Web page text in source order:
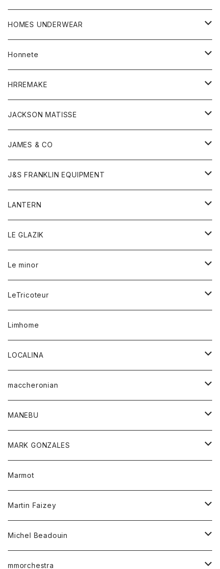
カーディガン
グッズ
帽子
アウター
カーディガン
コート
フリース
アクセサリー
ウォレット
ストール
マフラー
リング
キッズ
Tシャツ
グッズ
アンダーウェア
靴
バンダナ
トップス
カーディガン
ジャケット
タンクトップ
Tシャツ
ベスト
ポロシャツ
ロングスリーブTシャツ
ボトム
オーバーオール
ショートパンツ
レディース
アウター
カーディガン
セーター
チュニック
HOMES UNDERWEAR
アウター
カーディガン
コート
キッズ
Tシャツ
ロンパース
グッズ
靴
ストール
トップス
カットソー
シャツ
ボトム
オーバーオール
ショートパンツ
レディース
オーバーオール
シャツ
ワンピース
ワンピース
Honnete
ブラウス
ワンピース
HRREMAKE
バック
キッズ
トレーナー
トップス
Gジャケット
スウェット
帽子
JACKSON MATISSE
Tシャツ
帽子
JAMES & CO
ボトム
J&S FRANKLIN EQUIPMENT
アウター
LANTERN
アウター
Tシャツ
LE GLAZIK
レディース
コート
シャツ
ワンピース
Tシャツ
Le minor
ボトム
スカート
パンツ
レディース
アウター
カットソー
トップス
シャツ
LeTricoteur
カーディガン
Limhome
LOCALINA
ロングスリーブテーシャツ
maccheronian
靴
MANEBU
靴
MARK GONZALES
トップス
Tシャツ
Marmot
Martin Faizey
ベルト
Michel Beadouin
トップス
mmorchestra